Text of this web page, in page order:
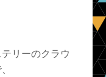
リーのクラウ